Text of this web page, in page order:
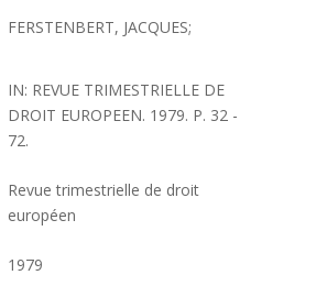
FERSTENBERT, JACQUES;
IN: REVUE TRIMESTRIELLE DE
DROIT EUROPEEN. 1979. P. 32 -
72.
Revue trimestrielle de droit
européen
1979